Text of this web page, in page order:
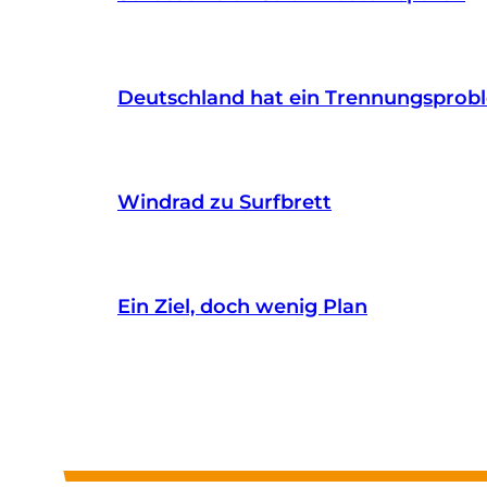
Deutschland hat ein
Windrad zu Surfbrett
Ein Ziel, doch wenig Plan